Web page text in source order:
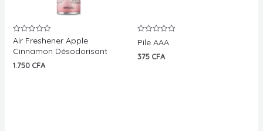
Note
0
sur
Air Freshener Apple
Cinnamon Désodorisant
1.750 CFA
Note
0
sur
5
Pile AAA
375 CFA